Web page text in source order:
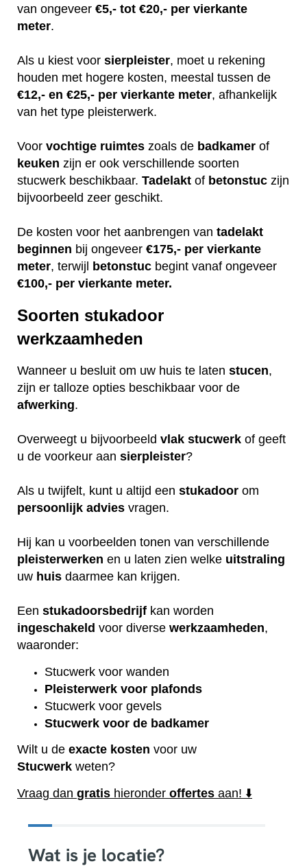
van ongeveer €5,- tot €20,- per vierkante
meter.
Als u kiest voor sierpleister, moet u rekening
houden met hogere kosten, meestal tussen de
€12,- en €25,- per vierkante meter, afhankelijk
van het type pleisterwerk.
Voor vochtige ruimtes zoals de badkamer of
keuken zijn er ook verschillende soorten
stucwerk beschikbaar. Tadelakt of betonstuc zijn
bijvoorbeeld zeer geschikt.
De kosten voor het aanbrengen van tadelakt
beginnen bij ongeveer €175,- per vierkante
meter, terwijl betonstuc begint vanaf ongeveer
€100,- per vierkante meter.
Soorten stukadoor
werkzaamheden
Wanneer u besluit om uw huis te laten stucen,
zijn er talloze opties beschikbaar voor de
afwerking.
Overweegt u bijvoorbeeld vlak stucwerk of geeft
u de voorkeur aan sierpleister?
Als u twijfelt, kunt u altijd een stukadoor om
persoonlijk advies vragen.
Hij kan u voorbeelden tonen van verschillende
pleisterwerken en u laten zien welke uitstraling
uw huis daarmee kan krijgen.
Een stukadoorsbedrijf kan worden
ingeschakeld voor diverse werkzaamheden,
waaronder:
Stucwerk voor wanden
Pleisterwerk voor plafonds
Stucwerk voor gevels
Stucwerk voor de badkamer
Wilt u de exacte kosten voor uw
Stucwerk weten?
Vraag dan gratis hieronder offertes aan! ⬇️